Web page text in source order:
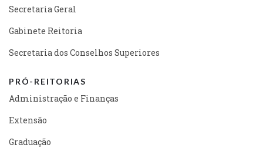
Secretaria Geral
Gabinete Reitoria
Secretaria dos Conselhos Superiores
PRÓ-REITORIAS
Administração e Finanças
Extensão
Graduação